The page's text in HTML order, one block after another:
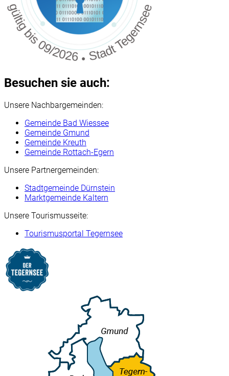
Besuchen sie auch:
Unsere Nachbargemeinden:
Gemeinde Bad Wiessee
Gemeinde Gmund
Gemeinde Kreuth
Gemeinde Rottach-Egern
Unsere Partnergemeinden:
Stadtgemeinde Dürnstein
Marktgemeinde Kaltern
Unsere Tourismusseite:
Tourismusportal Tegernsee